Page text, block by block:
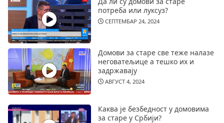
потреба или луксуз?
СЕПТЕМБАР 24, 2024
Домови за старе све теже налазе
неговатељице а тешко их и
задржавају
АВГУСТ 4, 2024
Каква је безбедност у домовима
за старе у Србији?